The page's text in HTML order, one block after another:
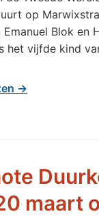
op
Blok en
het vijfde kind
→
maart